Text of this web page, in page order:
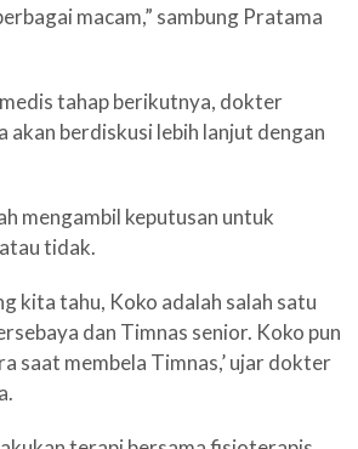
macam,” sambung Pratama
tahap berikutnya, dokter
akan berdiskusi lebih lanjut dengan
mengambil keputusan untuk
tidak.
kita tahu, Koko adalah salah satu
dan Timnas senior. Koko pun
saat membela Timnas,’ ujar dokter